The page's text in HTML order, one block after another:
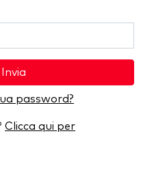
Invia
password?
Clicca qui per